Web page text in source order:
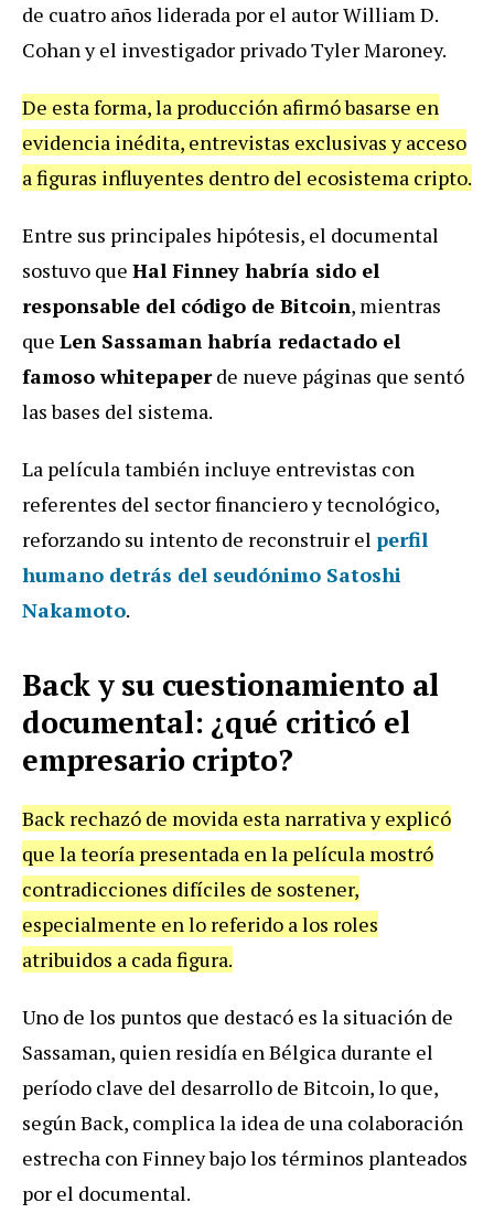
de cuatro años liderada por el autor William D.
Cohan y el investigador privado Tyler Maroney.
De esta forma, la producción afirmó basarse en
evidencia inédita, entrevistas exclusivas y acceso
a figuras influyentes dentro del ecosistema cripto.
Entre sus principales hipótesis, el documental
sostuvo que Hal Finney habría sido el
responsable del código de Bitcoin, mientras
que Len Sassaman habría redactado el
famoso whitepaperde nueve páginas que sentó
las bases del sistema.
La película también incluye entrevistas con
referentes del sector financiero y tecnológico,
reforzando su intento de reconstruir el perfil
humano detrás del seudónimo Satoshi
Nakamoto.
Back y su cuestionamiento al
documental: ¿qué criticó el
empresario cripto?
Back rechazó de movida esta narrativa y explicó
que la teoría presentada en la película mostró
contradicciones difíciles de sostener,
especialmente en lo referido a los roles
atribuidos a cada figura.
Uno de los puntos que destacó es la situación de
Sassaman, quien residía en Bélgica durante el
período clave del desarrollo de Bitcoin, lo que,
según Back, complica la idea de una colaboración
estrecha con Finney bajo los términos planteados
por el documental.